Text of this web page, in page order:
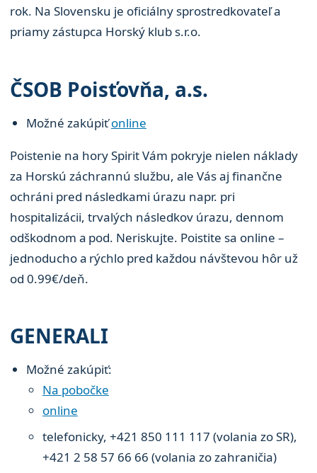
rok. Na Slovensku je oficiálny sprostredkovateľ a
priamy zástupca Horský klub s.r.o.
ČSOB Poisťovňa, a.s.
Možné zakúpiťonline
Poistenie na hory Spirit Vám pokryje nielen náklady
za Horskú záchrannú službu, ale Vás aj finančne
ochráni pred následkami úrazu napr. pri
hospitalizácii, trvalých následkov úrazu, dennom
odškodnom a pod. Neriskujte. Poistite sa online –
jednoducho a rýchlo pred každou návštevou hôr už
od 0.99€/deň.
GENERALI
Možné zakúpiť:
Na pobočke
online
telefonicky, +421 850 111 117 (volania zo SR),
+421 2 58 57 66 66 (volania zo zahraničia)